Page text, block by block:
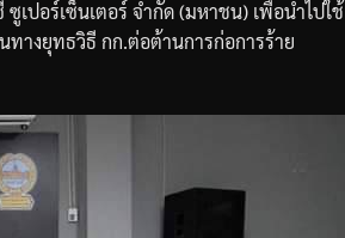
ซูเปอร์เซ็นเตอร์ จำกัด(มหาชน) เพื่อนำไปใช้
ทางยุทธวิธี กก.ต่อต้านการก่อการร้าย